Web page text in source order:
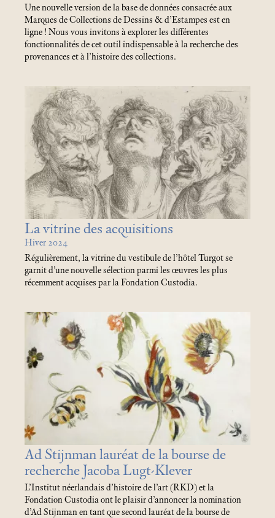
Une nouvelle version de la base de données consacrée aux
Marques de Collections de Dessins & d’Estampes est en
ligne ! Nous vous invitons à explorer les différentes
fonctionnalités de cet outil indispensable à la recherche des
provenances et à l’histoire des collections.
La vitrine des acquisitions
Hiver 2024
Régulièrement, la vitrine du vestibule de l’hôtel Turgot se
garnit d’une nouvelle sélection parmi les œuvres les plus
récemment acquises par la Fondation Custodia.
Ad Stijnman lauréat de la bourse de
recherche Jacoba Lugt-Klever
L’Institut néerlandais d’histoire de l’art (RKD) et la
Fondation Custodia ont le plaisir d’annoncer la nomination
d’Ad Stijnman en tant que second lauréat de la bourse de